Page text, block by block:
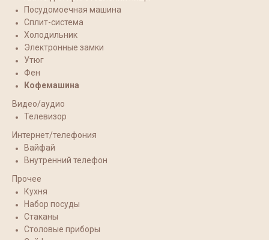
Посудомоечная машина
Сплит-система
Холодильник
Электронные замки
Утюг
Фен
Кофемашина
Видео/аудио
Телевизор
Интернет/телефония
Вайфай
Внутренний телефон
Прочее
Кухня
Набор посуды
Стаканы
Столовые приборы